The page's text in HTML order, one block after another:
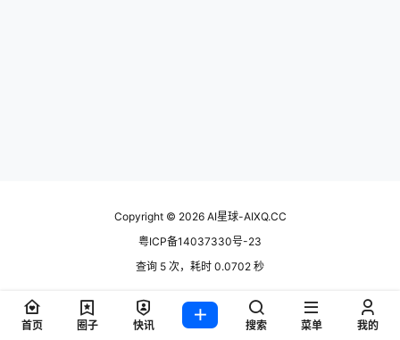
Copyright © 2026AI星球-AIXQ.CC
粤ICP备14037330号-23
查询 5 次，耗时 0.0702 秒
首页 圈子 快讯 搜索 菜单 我的